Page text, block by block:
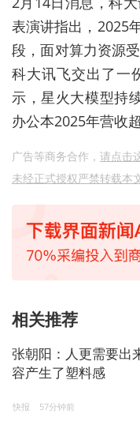
表演讲指出，2025
段，面对算力资源
科大讯飞交出了一
示，星火大模型持
办公本2025年营收
广告等商务合作， 请点击
未经正式授权严禁转载本
相关推荐
张朝阳：人更需要出
容产生了塑料感
快报 57分钟前